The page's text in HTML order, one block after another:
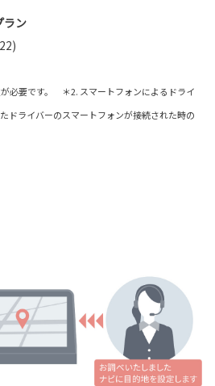
ラン
必要です。 ＊2. スマートフォンによるドライ
ドライバーのスマートフォンが接続された時の